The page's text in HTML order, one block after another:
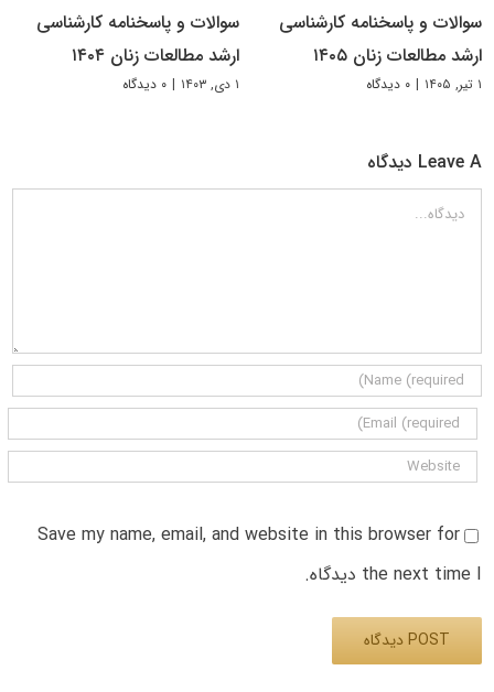
سوالات و پاسخنامه کارشناسی
ارشد مطالعات زنان ۱۴۰۵
۱ تیر, ۱۴۰۵ | ۰ دیدگاه
سوالات و پاسخنامه کارشناسی
ارشد مطالعات زنان ۱۴۰۴
۱ دی, ۱۴۰۳ | ۰ دیدگاه
Leave A دیدگاه
دیدگاه
Save my name, email, and website in this browser for
the next time I دیدگاه.